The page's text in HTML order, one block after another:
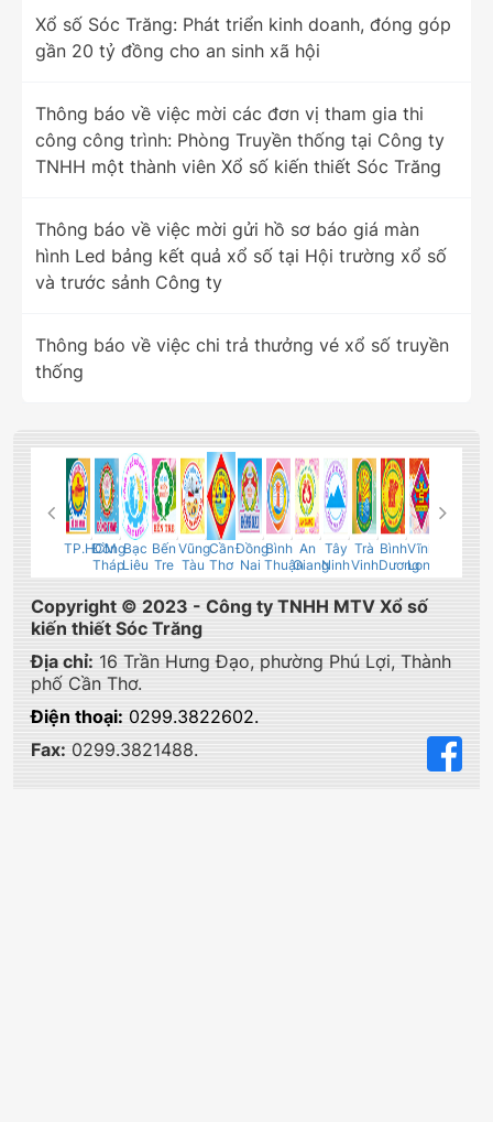
Xổ số Sóc Trăng: Phát triển kinh doanh, đóng góp
gần 20 tỷ đồng cho an sinh xã hội
Thông báo về việc mời các đơn vị tham gia thi
công công trình: Phòng Truyền thống tại Công ty
TNHH một thành viên Xổ số kiến thiết Sóc Trăng
Thông báo về việc mời gửi hồ sơ báo giá màn
hình Led bảng kết quả xổ số tại Hội trường xổ số
và trước sảnh Công ty
Thông báo về việc chi trả thưởng vé xổ số truyền
thống
TP.HCM
Đồng
Tháp
Bạc
Liêu
Bến
Tre
Vũng
Tàu
Cần
Thơ
Đồng
Nai
Bình
Thuận
An
Giang
Tây
Ninh
Trà
Vinh
Bình
Dương
Vĩnh
Long
Copyright © 2023 - Công ty TNHH MTV Xổ số
kiến thiết Sóc Trăng
Địa chỉ: 16 Trần Hưng Đạo, phường Phú Lợi, Thành
phố Cần Thơ.
Điện thoại: 0299.3822602.
Fax: 0299.3821488.